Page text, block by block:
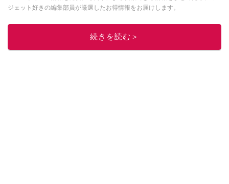
ジェット好きの編集部員が厳選したお得情報をお届けします。
このイチオシストの他の記事を読む
続きを読む＞